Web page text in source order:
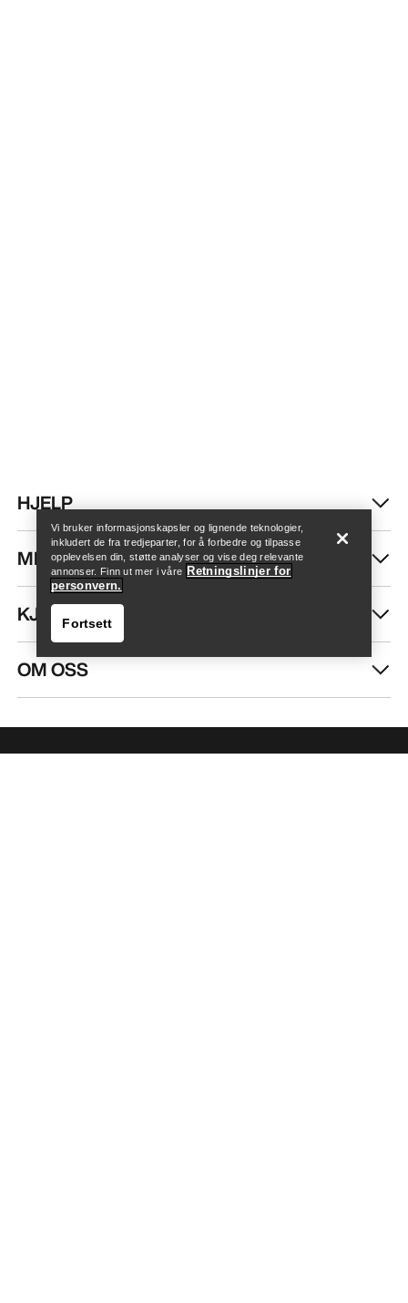
Finn butikk Help
HJELP
MIN KONTO
KJØP MER
OM OSS
Vi bruker informasjonskapsler og lignende teknologier,
inkludert de fra tredjeparter, for å forbedre og tilpasse
opplevelsen din, støtte analyser og vise deg relevante
annonser. Finn ut mer i våre Retningslinjer for
personvern.
Fortsett